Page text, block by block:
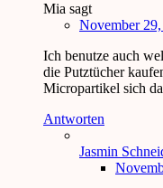
Mia sagt
November
Ich benutze auch
die Putztücher
Micropartikel sich
Antworten
Jasmin